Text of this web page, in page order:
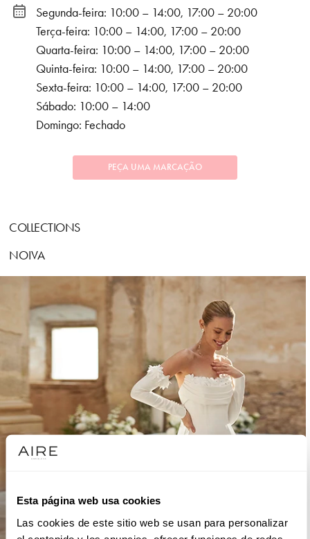
Esta página web usa cookies
Las cookies de este sitio web se usan para personalizar
Segunda-feira: 10:00 – 14:00, 17:00 – 20:00
Terça-feira: 10:00 – 14:00, 17:00 – 20:00
Quarta-feira: 10:00 – 14:00, 17:00 – 20:00
Quinta-feira: 10:00 – 14:00, 17:00 – 20:00
Sexta-feira: 10:00 – 14:00, 17:00 – 20:00
Sábado: 10:00 – 14:00
Domingo: Fechado
PEÇA UMA MARCAÇÃO
COLLECTIONS
NOIVA